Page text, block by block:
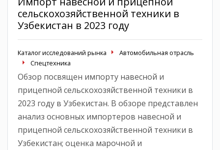
сельскохозяйственной техники в
Узбекистан в 2023 году
Каталог исследований рынка
Автомобильная отрасль
Спецтехника
Обзор посвящен импорту навесной и
прицепной сельскохозяйственной техники в
2023 году в Узбекистан. В обзоре представлен
анализ основных импортеров навесной и
прицепной сельскохозяйственной техники в
Узбекистан; оценка марочной и